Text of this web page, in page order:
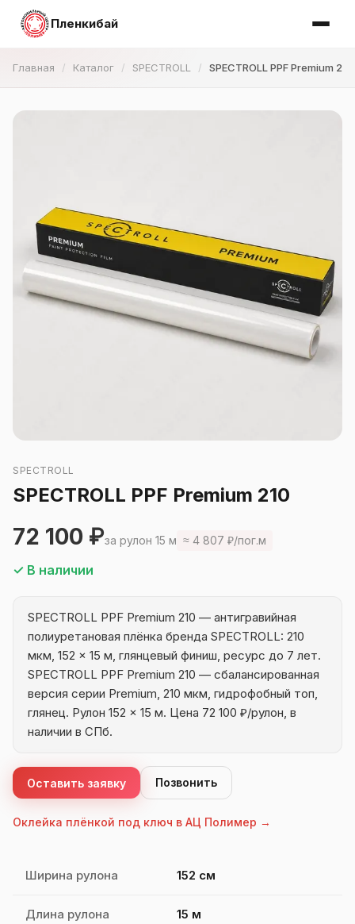
Пленкибай
Главная Каталог SPECTROLL SPECTROLL PPF Premium 210
SPECTROLL
SPECTROLL PPF Premium 210
72 100 ₽за рулон 15 м ≈ 4 807 ₽/пог.м
✓ В наличии
SPECTROLL PPF Premium 210 — антигравийная
полиуретановая плёнка бренда SPECTROLL: 210
мкм, 152 × 15 м, глянцевый финиш, ресурс до 7 лет.
SPECTROLL PPF Premium 210 — сбалансированная
версия серии Premium, 210 мкм, гидрофобный топ,
глянец. Рулон 152 × 15 м. Цена 72 100 ₽/рулон, в
наличии в СПб.
Оставить заявку Позвонить
Оклейка плёнкой под ключ в АЦ Полимер →
Ширина рулона 152 см
Длина рулона 15 м